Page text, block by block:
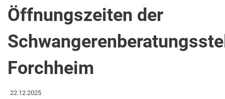
Öffnungszeiten der
Forchheim
22.12.2025